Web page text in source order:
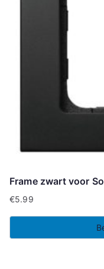
Frame zwart voor
€5.99